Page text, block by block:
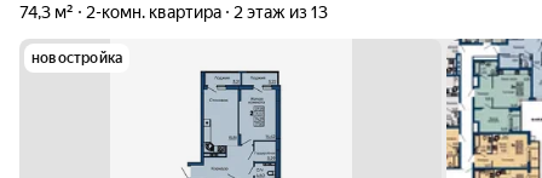
74,3 м²
2-комн. квартира 2 этаж из 13
новостройка